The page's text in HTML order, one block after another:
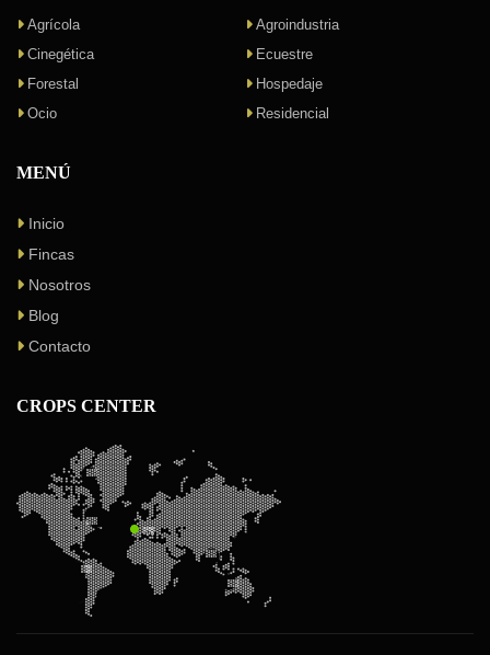
Agrícola
Agroindustria
Cinegética
Ecuestre
Forestal
Hospedaje
Ocio
Residencial
MENÚ
Inicio
Fincas
Nosotros
Blog
Contacto
CROPS CENTER